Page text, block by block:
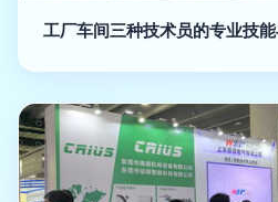
工厂车间三种技术员的专业技